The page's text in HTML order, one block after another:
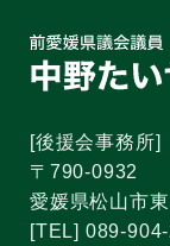
[後援会事務所]
〒790-0932
愛媛県松山市
[TEL] 089-